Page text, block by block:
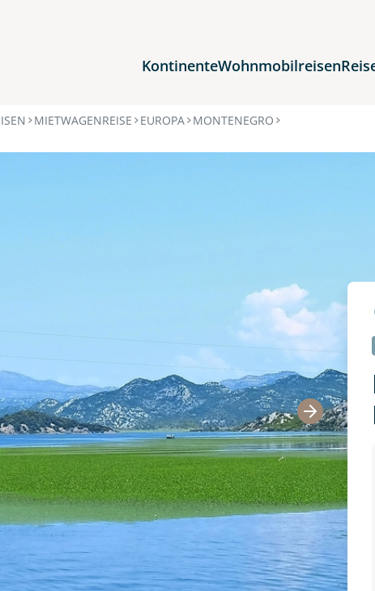
KontinenteWohnmobilreisen
Reiseziele
Afrika
MIETWAGENREISE EUROPA MONTENEGRO